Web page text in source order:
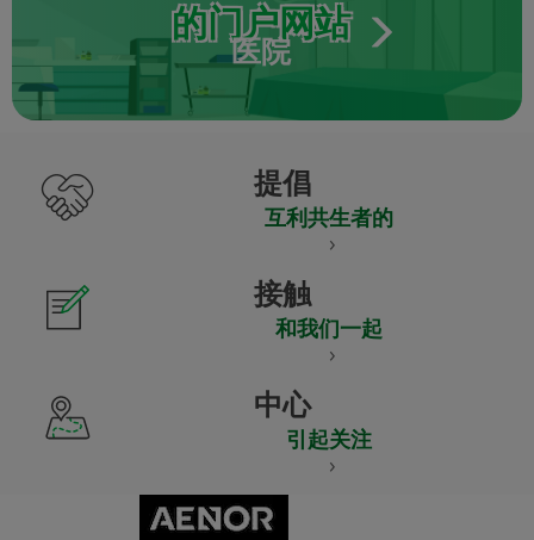
的门户网站
医院
提倡
互利共生者的
接触
和我们一起
中心
引起关注